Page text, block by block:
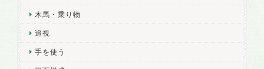
木馬・乗り物
追視
手を使う